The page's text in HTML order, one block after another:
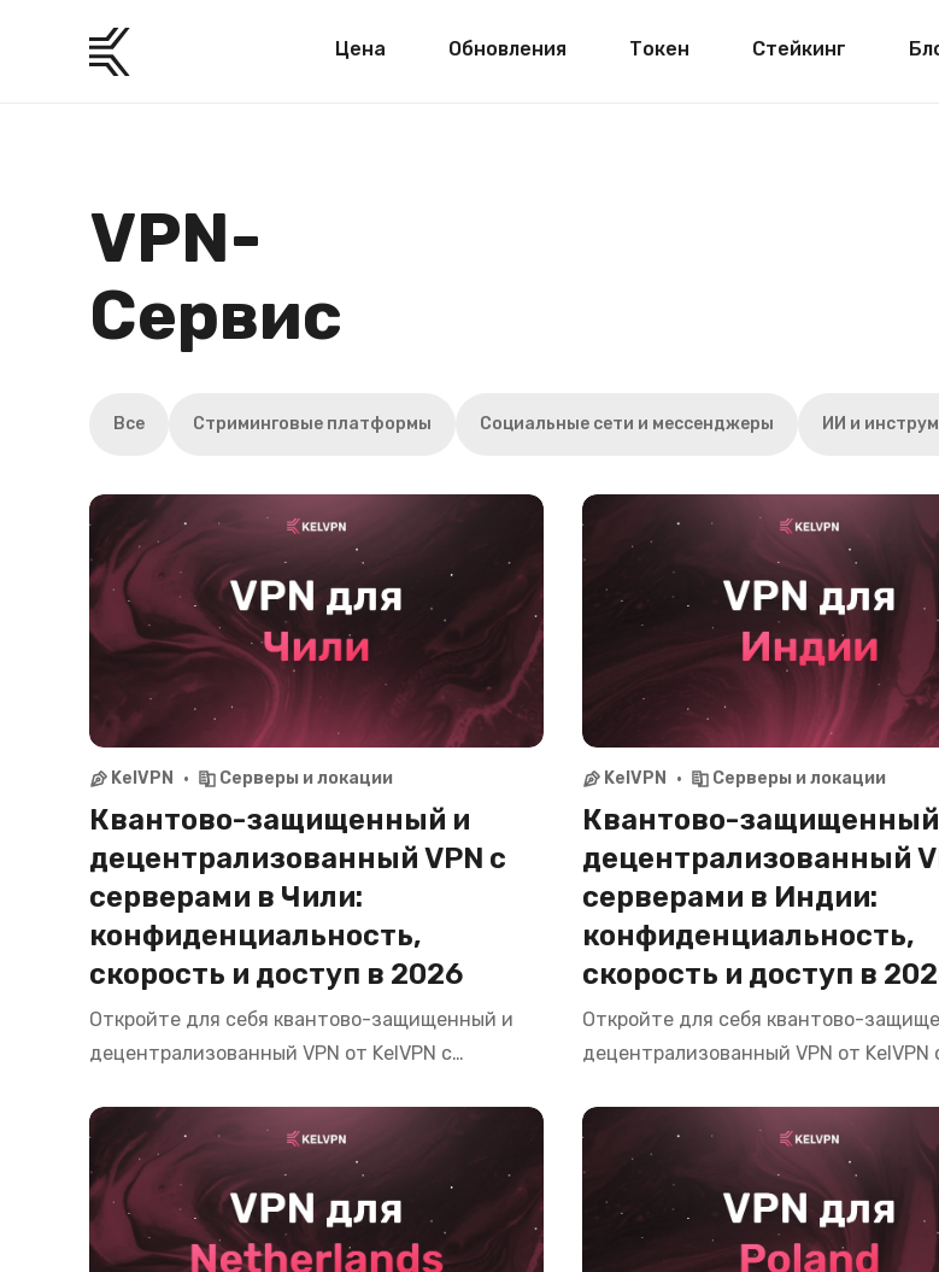
Цена Обновления Токен Стейкинг
VPN-
Сервис
Все Стриминговые платформы Социальные сети и мессенджеры ИИ и
KelVPN Серверы и локации
Квантово-защищенный и
децентрализованный VPN с
серверами в Чили:
конфиденциальность,
скорость и доступ в 2026
Откройте для себя квантово-защищенный и
децентрализованный VPN от KelVPN с
Chilevisión, пользуйтесь банкингом Banco de
Chile, Santander из любой точки мира с
максимальной приватностью в 2026.
KelVPN Серверы и локации
Квантово-
децентрализованный
серверами в Индии:
конфиденциальность,
скорость и доступ в
Откройте для себя квантово-
децентрализованный VPN от KelVPN
SonyLIV, пользуйтесь банкингом SBI,
любой точки мира с максимальной
приватностью в 2026.